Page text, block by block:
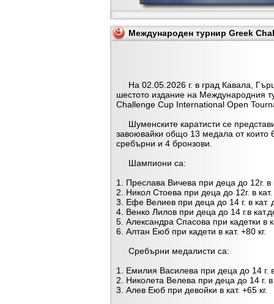
Международен турнир Greek
На 02.05.2026 г. в град Кавала,
шестото издание на Международния
Challenge Cup International Open
Шуменските каратисти се
завоювайки общо 13 медала от които
сребърни и 4 бронзови.
Шампиони са:
1. Преслава Вичева при деца до 12г. в
2. Никол Стоева при деца до 12г. в кат.
3. Ефе Велиев при деца до 14 г. в кат.
4. Венко Лилов при деца до 14 г.в
5. Александра Спасова при кадетки в
6. Алтан Еюб при кадети в кат. +80 кг.
Сребърни медалисти са:
1. Емилия Василева при деца до 14 г. в
2. Николета Велева при деца до 14 г. в
3. Алев Еюб при девойки в кат. +65 кг.